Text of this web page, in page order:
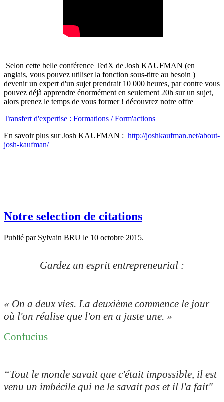
Selon cette belle conférence TedX de Josh KAUFMAN (en
anglais, vous pouvez utiliser la fonction sous-titre au besoin )
devenir un expert d'un sujet prendrait 10 000 heures, par contre vous
pouvez déjà apprendre énormément en seulement 20h sur un sujet,
alors prenez le temps de vous former ! découvrez notre offre
Transfert d'expertise : Formations / Form'actions
En savoir plus sur Josh KAUFMAN : http://joshkaufman.net/about-
josh-kaufman/
Notre selection de citations
Publié par Sylvain BRU le 10 octobre 2015.
Gardez un esprit entrepreneurial :
« On a deux vies. La deuxième commence le jour
où l'on réalise que l'on en a juste une. »
Confucius
“Tout le monde savait que c'était impossible, il est
venu un imbécile qui ne le savait pas et il l'a fait"